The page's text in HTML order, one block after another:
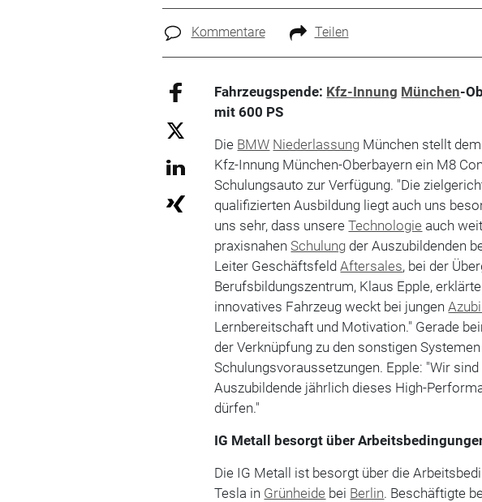
Kommentare Teilen
Fahrzeugspende: Kfz-Innung München-
mit 600 PS
Die BMW Niederlassung München stellt
Kfz-Innung München-Oberbayern ein M8
Schulungsauto zur Verfügung. "Die
qualifizierten Ausbildung liegt auch uns
uns sehr, dass unsereTechnologie auch
praxisnahen Schulung der Auszubildenden
Leiter GeschäftsfeldAftersales, bei der
Berufsbildungszentrum, Klaus Epple,
innovatives Fahrzeug weckt bei jungen
Lernbereitschaft und Motivation." Gerade
der Verknüpfung zu den sonstigen
Schulungsvoraussetzungen. Epple: "Wir
Auszubildende jährlich dieses High-
dürfen."
IG Metall besorgt über
Die IG Metall ist besorgt über die
Tesla in Grünheide bei Berlin. Beschäftigte